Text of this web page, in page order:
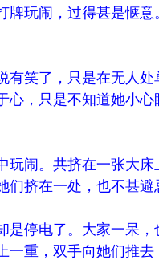
牌玩闹，过得甚是惬
有笑了，只是在无人
心，只是不知道她小
玩闹。共挤在一张大
挤在一处，也不甚避
是停电了。大家一呆
一重，双手向她们推